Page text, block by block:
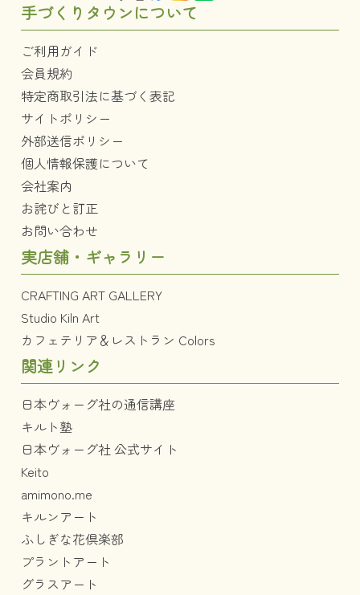
手づくりタウンについて
ご利用ガイド
会員規約
特定商取引法に基づく表記
サイトポリシー
外部送信ポリシー
個人情報保護について
会社案内
お詫びと訂正
お問い合わせ
実店舗・ギャラリー
CRAFTING ART GALLERY
Studio Kiln Art
カフェテリア＆レストラン Colors
関連リンク
日本ヴォーグ社の通信講座
キルト塾
日本ヴォーグ社 公式サイト
Keito
amimono.me
キルンアート
ふしぎな花倶楽部
プラントアート
グラスアート